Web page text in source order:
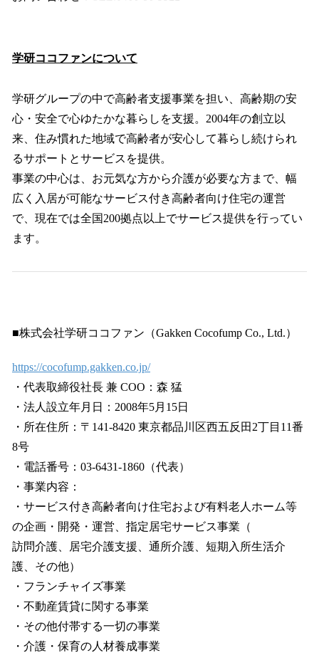
学研ココファンについて
学研グループの中で高齢者支援事業を担い、高齢期の安
心・安全で心ゆたかな暮らしを支援。2004年の創立以
来、住み慣れた地域で高齢者が安心して暮らし続けられ
るサポートとサービスを提供。
事業の中心は、お元気な方から介護が必要な方まで、幅
広く入居が可能なサービス付き高齢者向け住宅の運営
で、現在では全国200拠点以上でサービス提供を行ってい
ます。
■株式会社学研ココファン（Gakken Cocofump Co., Ltd.）
https://cocofump.gakken.co.jp/
・代表取締役社⻑ 兼 COO：森 猛
・法⼈設⽴年⽉⽇：2008年5⽉15⽇
・所在住所：〒141-8420 東京都品川区⻄五反⽥2丁⽬11番
8号
・電話番号：03-6431-1860（代表）
・事業内容：
・サービス付き⾼齢者向け住宅および有料⽼⼈ホーム等
の企画・開発・運営、指定居宅サービス事業（
訪問介護、居宅介護⽀援、通所介護、短期⼊所⽣活介
護、その他）
・フランチャイズ事業
・不動産賃貸に関する事業
・その他付帯する⼀切の事業
・介護・保育の⼈材養成事業